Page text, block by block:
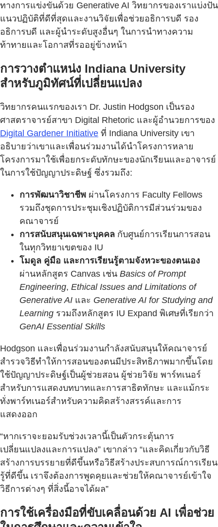
ทางการแข่งขันด้วย Generative AI วิทยากรของเราแบ่งปัน
แนวปฏิบัติที่ดีที่สุดและงานวิจัยเพื่อช่วยอธิการบดี รอง
อธิการบดี และผู้นำระดับสูงอื่นๆ ในการนำทางความ
ท้าทายและโอกาสที่รออยู่ข้างหน้า
การวางตำแหน่ง Indiana University
สำหรับภูมิทัศน์ที่เปลี่ยนแปลง
วิทยากรคนแรกของเรา Dr. Justin Hodgson เป็นรอง
ศาสตราจารย์สาขา Digital Rhetoric และผู้อำนวยการของ
Digital Gardener Initiative ที่ Indiana University เขา
อธิบายว่าเขาและเพื่อนร่วมงานได้นำโครงการหลาย
โครงการมาใช้เพื่อยกระดับทักษะของนักเรียนและอาจารย์
ในการใช้ปัญญาประดิษฐ์ ซึ่งรวมถึง:
การพัฒนาวิชาชีพ ผ่านโครงการ Faculty Fellows
รวมถึงชุดการประชุมเชิงปฏิบัติการมีส่วนร่วมของ
คณาจารย์
การสนับสนุนเฉพาะบุคคล กับศูนย์การเรียนการสอน
ในทุกวิทยาเขตของ IU
โมดูล คู่มือ และการเรียนรู้ตามจังหวะของตนเอง
ผ่านหลักสูตร Canvas เช่น Basics of Prompt
Engineering, Ethical Issues and Limitations of
Generative AI และ Generative AI for Studying and
Learning รวมถึงหลักสูตร IU Expand พิเศษที่เรียกว่า
GenAI Essential Skills
Hodgson และเพื่อนร่วมงานกำลังสนับสนุนให้คณาจารย์
สำรวจวิธีทำให้การสอนของตนมีประสิทธิภาพมากขึ้นโดย
ใช้ปัญญาประดิษฐ์เป็นผู้ช่วยสอน ผู้ช่วยวิจัย พาร์ทเนอร์
สำหรับการแสดงบทบาทและการสาธิตทักษะ และแม้กระ
ทั่งพาร์ทเนอร์สำหรับความคิดสร้างสรรค์และการ
แสดงออก
“หากเราจะยอมรับช่วงเวลานี้เป็นตัวกระตุ้นการ
เปลี่ยนแปลงและการแปลง” เขากล่าว “และคิดเกี่ยวกับวิธี
สร้างการบรรยายที่ดีขึ้นหรือวิธีสร้างประสบการณ์การเรียน
รู้ที่ดีขึ้น เราจึงต้องการพูดคุยและช่วยให้คณาจารย์เข้าใจ
วิธีการต่างๆ ที่สิ่งนี้อาจได้ผล”
การใช้เครื่องมือที่ขับเคลื่อนด้วย AI เพื่อช่วย